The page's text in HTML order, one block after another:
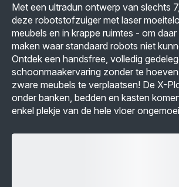
Met een ultradun ontwerp van slechts
deze robotstofzuiger met laser
meubels en in krappe ruimtes - om
maken waar standaard robots niet
Ontdek een handsfree, volledig
schoonmaakervaring zonder te
zware meubels te verplaatsen! De X-
onder banken, bedden en kasten
enkel plekje van de hele vloer